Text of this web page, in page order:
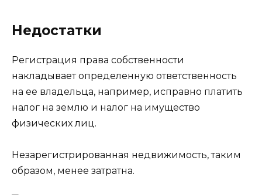
Недостатки
Регистрация права собственности
накладывает определенную ответственность
на ее владельца, например, исправно платить
налог на землю и налог на имущество
физических лиц.
Незарегистрированная недвижимость, таким
образом, менее затратна.